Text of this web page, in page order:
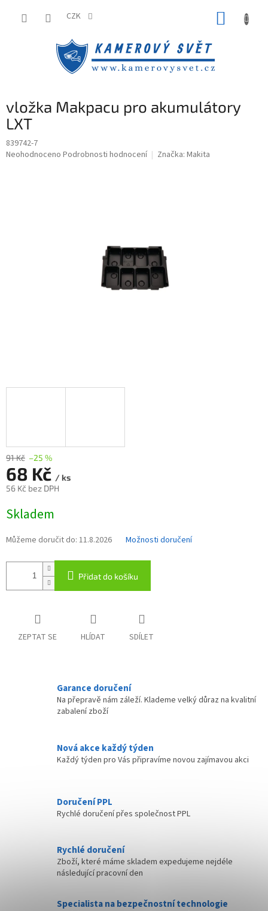
CZK
vložka Makpacu pro akumulátory
LXT
839742-7
Průměrné
Neohodnoceno Podrobnosti hodnocení Značka: Makita
91 Kč –25 %
68 Kč / ks
56 Kč bez DPH
cena:
Skladem
Můžeme doručit do: 11.8.2026 Možnosti doručení
Přidat do košíku
ZEPTAT SE HLÍDAT SDÍLET
Garance doručení
Na přepravě nám záleží. Klademe velký důraz na kvalitní
zabalení zboží
Nová akce každý týden
Každý týden pro Vás připravíme novou zajímavou akci
Doručení PPL
Rychlé doručení přes společnost PPL
Rychlé doručení
Zboží, které máme skladem expedujeme nejdéle
následující pracovní den
Specialista na bezpečnostní technologie